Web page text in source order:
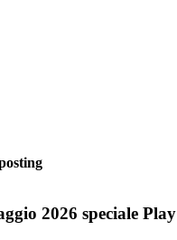
2026 speciale Play